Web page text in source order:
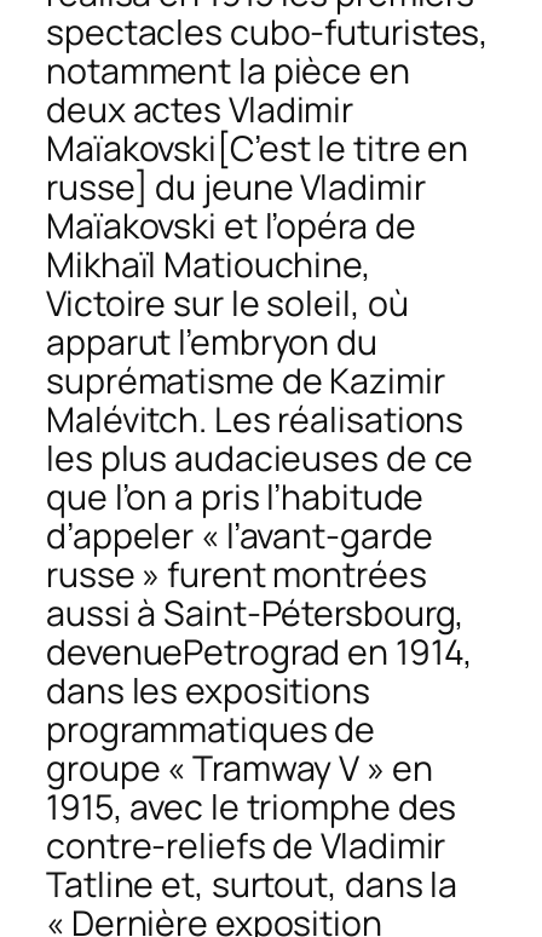
spectacles cubo-futuristes,
notamment la pièce en
deux actesVladimir
Maïakovski [C’est le titre en
russe] du jeune Vladimir
Maïakovski et l’opéra de
Mikhaïl Matiouchine,
Victoire sur le soleil, où
apparut l’embryon du
suprématisme de Kazimir
Malévitch. Les réalisations
les plus audacieuses de ce
que l’on a pris l’habitude
d’appeler « l’avant-garde
russe » furent montrées
aussi à Saint-Pétersbourg,
devenuePetrograd en 1914,
dans les expositions
programmatiques de
groupe « Tramway V » en
1915, avec le triomphe des
contre-reliefs de Vladimir
Tatline et, surtout, dans la
« Dernière exposition